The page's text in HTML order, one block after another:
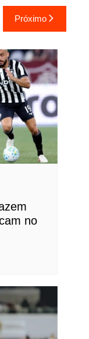
Próximo
no